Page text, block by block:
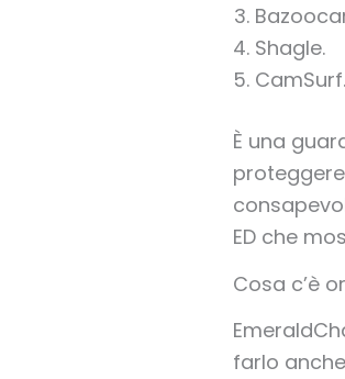
Shagle.
CamSurf.
È una
ED che
Cosa c’è
farlo